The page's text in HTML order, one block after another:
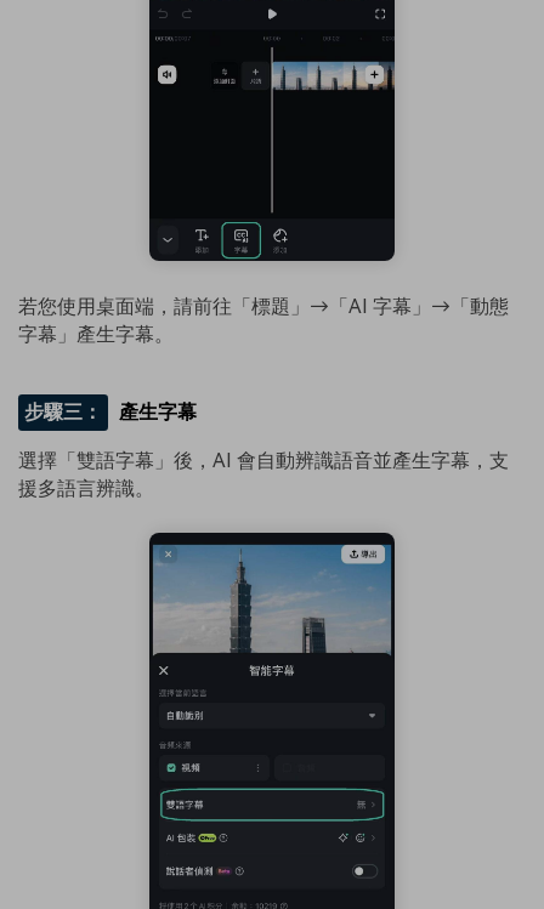
若您使用桌面端，請前往「標題」→「AI 字幕」→「動態
字幕」產生字幕。
步驟三： 產生字幕
選擇「雙語字幕」後，AI 會自動辨識語音並產生字幕，支
援多語言辨識。